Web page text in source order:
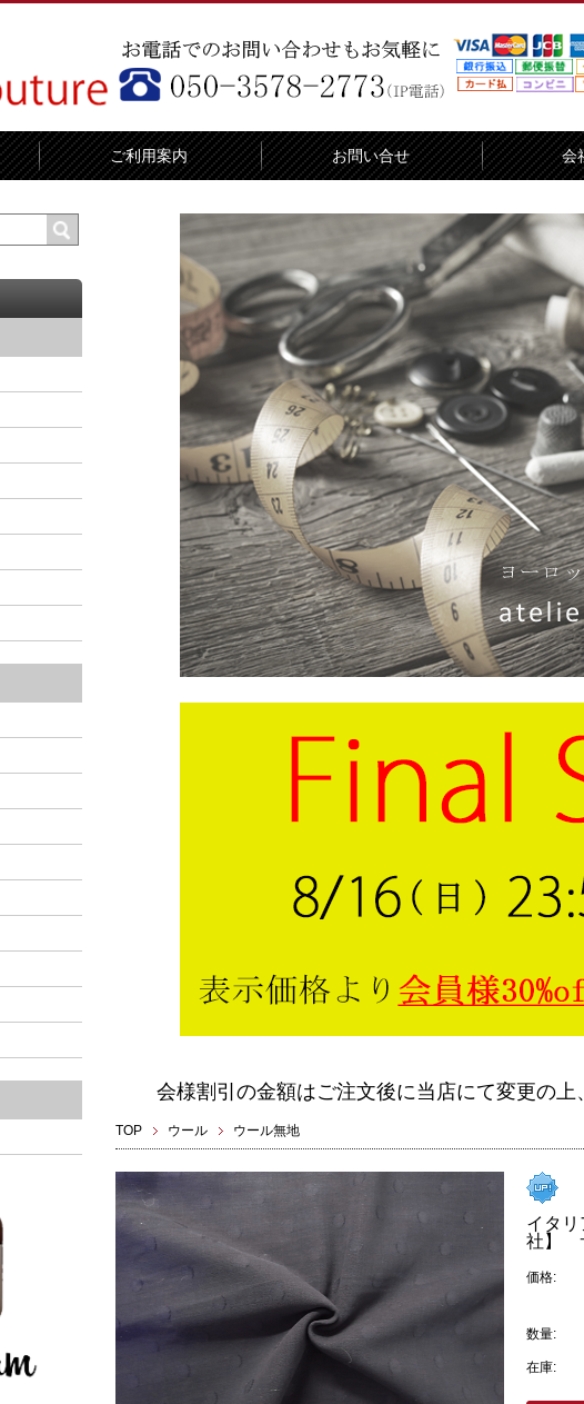
ご利用案内 お問い合せ 会
会様割引の金額はご注文後に当店にて変更の上
TOP ウール ウール無地
イタ
社】
価格:
数量:
在庫: